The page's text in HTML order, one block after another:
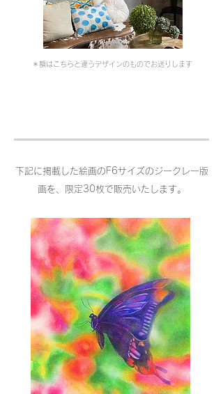
＊額はこちらと違うデザインのものでお送りします
下記に掲載した絵画のF6サイズのジークレー版
画を、限定30枚で販売いたします。